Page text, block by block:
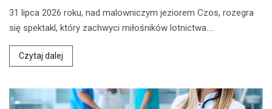
31 lipca 2026 roku, nad malowniczym jeziorem Czos, rozegra
się spektakl, który zachwyci miłośników lotnictwa.…
Czytaj dalej